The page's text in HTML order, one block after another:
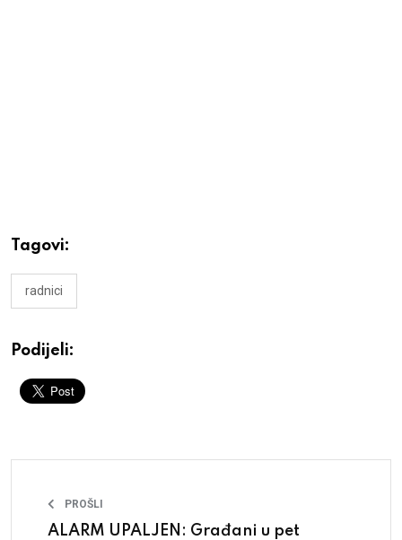
Tagovi:
radnici
Podijeli:
PROŠLI
ALARM UPALJEN: Građani u pet